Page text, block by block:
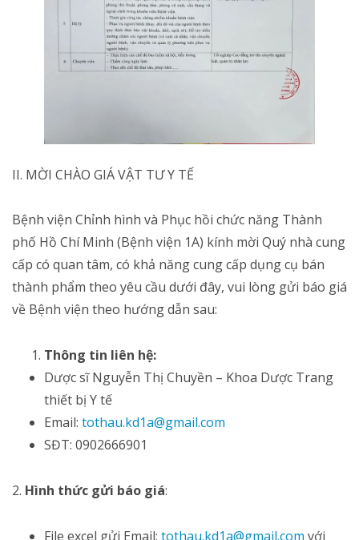
II. MỜI CHÀO GIÁ VẬT TƯ Y TẾ
Bệnh viện Chỉnh hình và Phục hồi chức năng Thành
phố Hồ Chí Minh (Bệnh viện 1A) kính mời Quý nhà cung
cấp có quan tâm, có khả năng cung cấp dụng cụ bán
thành phẩm theo yêu cầu dưới đây, vui lòng gửi báo giá
về Bệnh viện theo hướng dẫn sau:
Thông tin liên hệ:
Dược sĩ Nguyễn Thị Chuyền – Khoa Dược Trang
thiết bị Y tế
Email: tothau.kd1a@gmail.com
SĐT: 0902666901
2. Hình thức gửi báo giá:
File excel gửi Email: tothau.kd1a@gmail.com với